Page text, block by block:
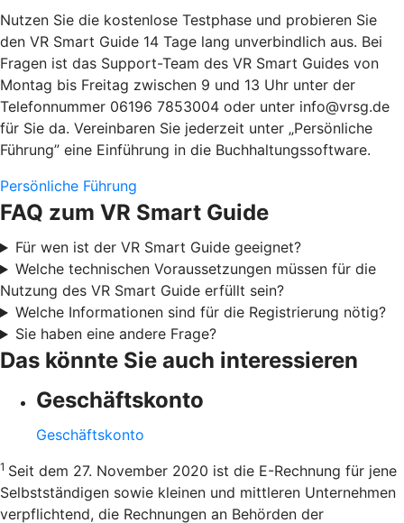
Nutzen Sie die kostenlose Testphase und probieren Sie
den VR Smart Guide 14 Tage lang unverbindlich aus. Bei
Fragen ist das Support-Team des VR Smart Guides von
Montag bis Freitag zwischen 9 und 13 Uhr unter der
Telefonnummer 06196 7853004 oder unter info@vrsg.de
für Sie da. Vereinbaren Sie jederzeit unter „Persönliche
Führung” eine Einführung in die Buchhaltungssoftware.
Persönliche Führung
FAQ zum VR Smart Guide
Für wen ist der VR Smart Guide geeignet?
Welche technischen Voraussetzungen müssen für die
Nutzung des VR Smart Guide erfüllt sein?
Welche Informationen sind für die Registrierung nötig?
Sie haben eine andere Frage?
Das könnte Sie auch interessieren
Geschäftskonto
Geschäftskonto
1 Seit dem 27. November 2020 ist die E-Rechnung für jene
Selbstständigen sowie kleinen und mittleren Unternehmen
verpflichtend, die Rechnungen an Behörden der